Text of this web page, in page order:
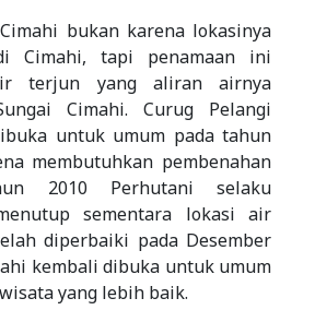
bukan karena lokasinya
Cimahi, tapi penamaan ini
terjun yang aliran airnya
Cimahi. Curug Pelangi
untuk umum pada tahun
membutuhkan pembenahan
2010 Perhutani selaku
sementara lokasi air
diperbaiki pada Desember
kembali dibuka untuk umum
yang lebih baik.